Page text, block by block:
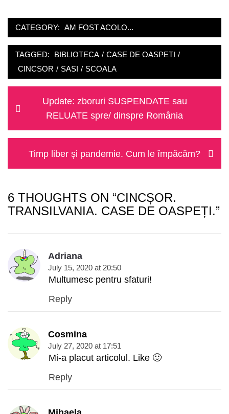
CATEGORY: AM FOST ACOLO...
TAGGED: BIBLIOTECA / CASE DE OASPETI /
CINCSOR / SASI / SCOALA
navigation
Previous
post:
Update: zboruri SUSPENDATE sau
RELUATE spre/ dinspre România
Next
post:
Timp liber și pandemie. Cum le împăcăm?
6 THOUGHTS ON “CINCȘOR.
TRANSILVANIA. CASE DE OASPEȚI.”
Adriana
July 15, 2020 at 20:50
Multumesc pentru sfaturi!
Reply
Cosmina
July 27, 2020 at 17:51
Mi-a placut articolul. Like 🙂
Reply